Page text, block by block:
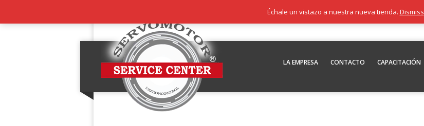
LA EMPRESA CONTACTO CAPACITACIÓN
Échale un vistazo a nuestra nueva tienda. Dismiss